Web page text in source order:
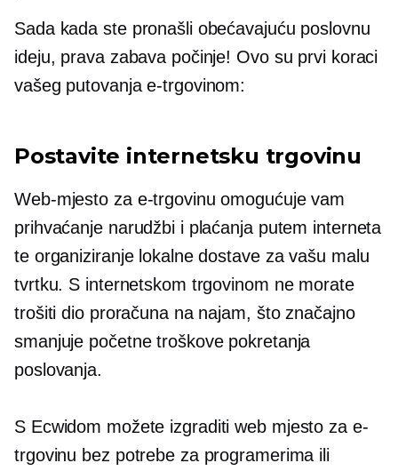
Sada kada ste pronašli obećavajuću poslovnu
ideju, prava zabava počinje! Ovo su prvi koraci
vašeg putovanja e-trgovinom:
Postavite internetsku trgovinu
Web-mjesto za e-trgovinu omogućuje vam
prihvaćanje narudžbi i plaćanja putem interneta
te organiziranje lokalne dostave za vašu malu
tvrtku. S internetskom trgovinom ne morate
trošiti dio proračuna na najam, što značajno
smanjuje početne troškove pokretanja
poslovanja.
S Ecwidom možete izgraditi web mjesto za e-
trgovinu bez potrebe za programerima ili